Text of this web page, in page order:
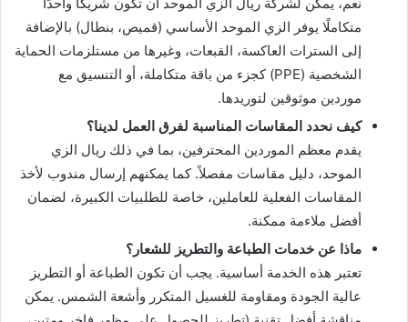
متكاملًا يوفر الزي الموحد الأساسي (قميص، بنطال) بالإضافة
إلى السترات العاكسة، القبعات، وغيرها من مستلزمات الحماية
الشخصية (PPE) كجزء من باقة متكاملة، أو التنسيق مع
موردين موثوقين لتوريدها.
كيف نحدد المقاسات المناسبة لفرق العمل لدينا؟
يقدم معظم الموردين المحترفين، بما في ذلك ريال الزي
الموحد، دليل مقاسات مفصلاً. كما يمكنهم إرسال مندوب لأخذ
المقاسات الفعلية للعاملين، خاصة للطلبيات الكبيرة، لضمان
أفضل ملاءمة ممكنة.
ماذا عن خدمات الطباعة والتطريز للشعار؟
تعتبر هذه الخدمة أساسية. يجب أن تكون الطباعة أو التطريز
عالية الجودة ومقاومة للغسيل المتكرر وأشعة الشمس. يمكن